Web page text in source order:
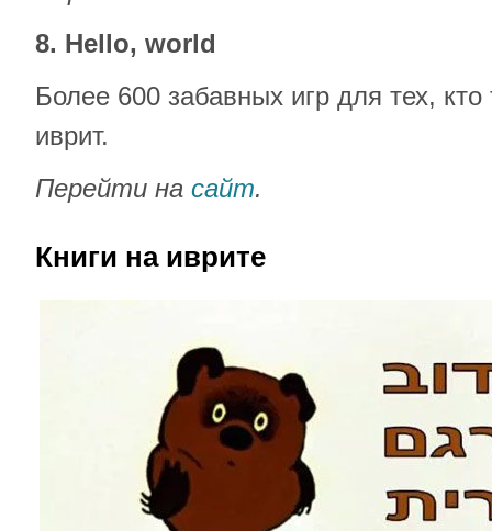
8. Hello, world
Более 600 забавных игр для тех, кто
иврит.
Перейти на сайт.
Книги на иврите